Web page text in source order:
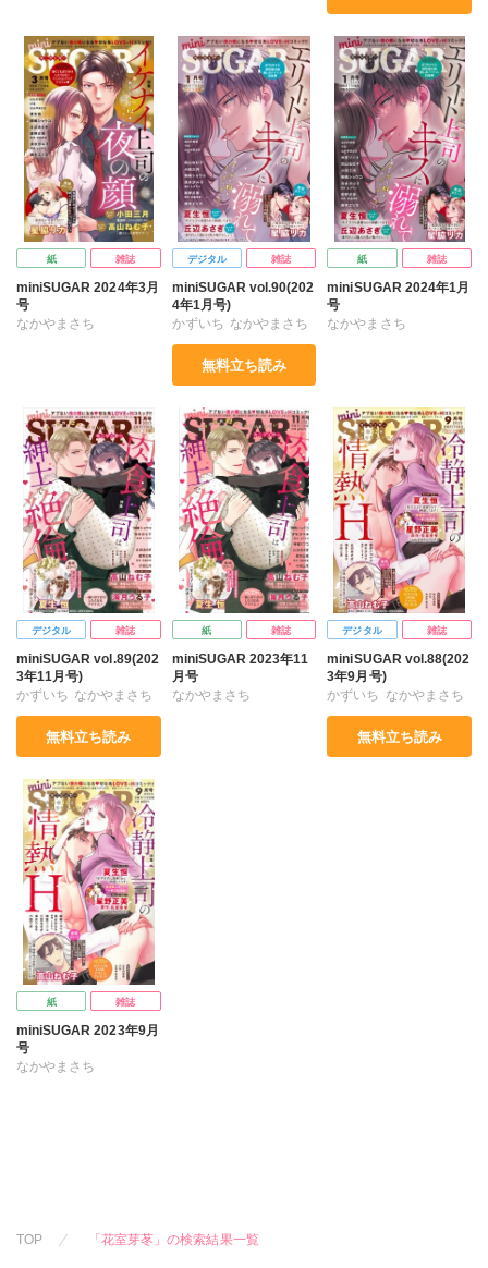
清水沙斗子 海月うる子
星野正美 さくら蒼
花室芽苳 六原ミッカ
小出ちゃこ
桐嶋ショウコ 小田三月
清水沙斗子 星野正美
さくら蒼 花室芽苳
六原ミッカ
小出ちゃこ
桐嶋ショウコ
高山ねむ子 小田三月
星脇リカ 清水沙斗子
瀬木エリカ
星野正美
花室芽苳
紙 雑誌
miniSUGAR 2024年3月
号
なかやまさち
桐嶋ショウコ
高山ねむ子 小田三月
星脇リカ 清水沙斗子
瀬木エリカ 星野正美
花室芽苳
デジタル 雑誌
miniSUGAR vol.90(202
4年1月号)
かずいち なかやまさち
はたの有咲 ヒナギク
夏生恒
桐嶋ショウコ
高山ねむ子 小田三月
星脇リカ 清水沙斗子
瀬木エリカ 星野正美
花室芽苳
無料立ち読み
紙 雑誌
miniSUGAR 2024年1月
号
なかやまさち
桐嶋ショウコ
高山ねむ子 小田三月
神室リツコ 星脇リカ
清水沙斗子 瀬木エリカ
星野正美
花室芽苳
デジタル 雑誌
miniSUGAR vol.89(202
3年11月号)
かずいち なかやまさち
はたの有咲 ヒナギク
夏生恒
桐嶋ショウコ
高山ねむ子 小田三月
清水沙斗子 海月うる子
星野正美 花室芽苳
無料立ち読み
紙 雑誌
miniSUGAR 2023年11
月号
なかやまさち
デジタル 雑誌
miniSUGAR vol.88(202
3年9月号)
かずいち なかやまさち
はたの有咲 ヒナギク
夏生恒
無料立ち読み
紙 雑誌
miniSUGAR 2023年9月
号
なかやまさち
海月うる子
星野正美
TOP 「花室芽苳」の検索結果一覧